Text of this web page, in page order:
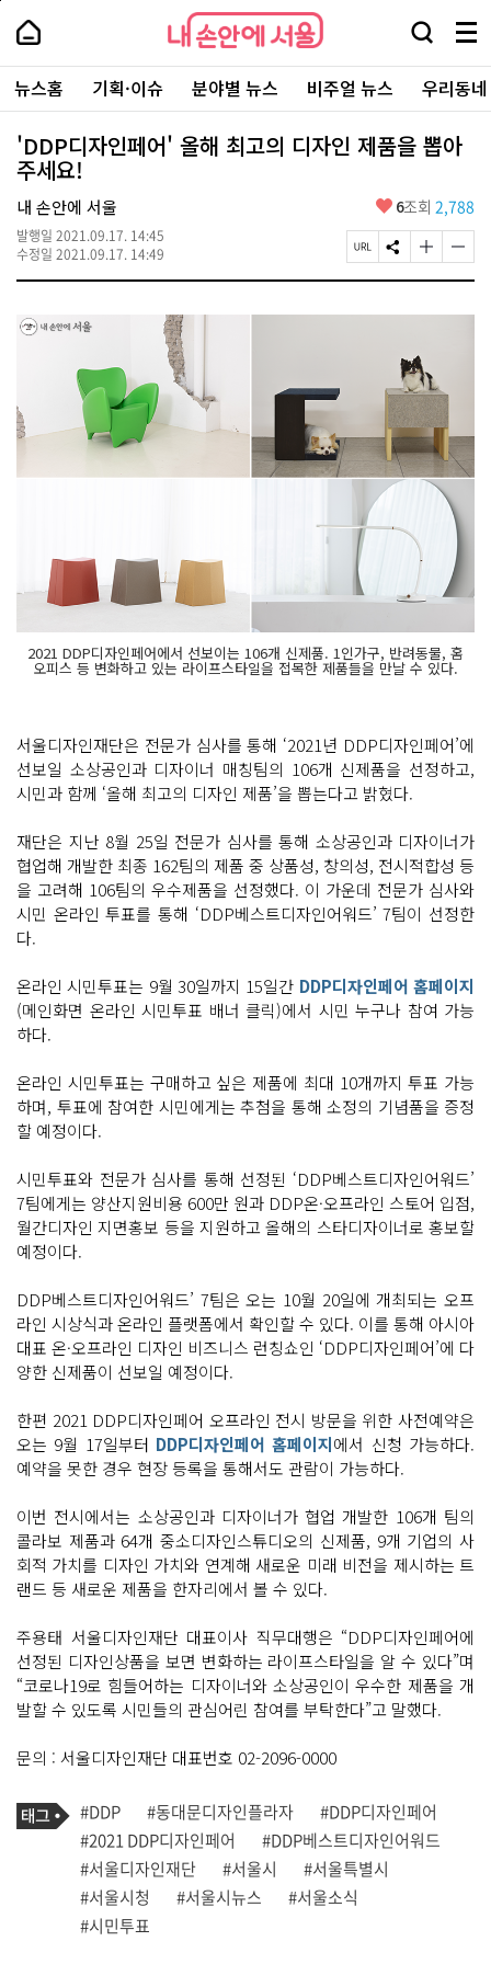
본
로
가
내
손
안
에
서
울
-
서
울
시
대
표
소
통
포
내
손
에
울
검
창
열
기
메
뉴
전
체
보
주
요
서
뉴스홈 기획·이슈 분야별 뉴스 비주얼 뉴스 우리동
'DDP디자인페어' 올해 최고의 디자인 제품을 뽑아
주세요!
내 손안에 서울
발행일 2021.09.17. 14:45
수정일 2021.09.17. 14:49
좋
요
6조회 2,788
페
이
U
S
N
공
기
글
자
기
변
경
하
기
글
자
기
2021 DDP디자인페어에서 선보이는 106개 신제품. 1인가구, 반려동물, 홈
오피스 등 변화하고 있는 라이프스타일을 접목한 제품들을 만날 수 있다.
서울디자인재단은 전문가 심사를 통해 ‘2021년 DDP디자인페어’에
선보일 소상공인과 디자이너 매칭팀의 106개 신제품을 선정하고,
시민과 함께 ‘올해 최고의 디자인 제품’을 뽑는다고 밝혔다.
재단은 지난 8월 25일 전문가 심사를 통해 소상공인과 디자이너가
협업해 개발한 최종 162팀의 제품 중 상품성, 창의성, 전시적합성 등
을 고려해 106팀의 우수제품을 선정했다. 이 가운데 전문가 심사와
시민 온라인 투표를 통해 ‘DDP베스트디자인어워드’ 7팀이 선정한
다.
온라인 시민투표는 9월 30일까지 15일간 DDP디자인페어 홈페이지
(메인화면 온라인 시민투표 배너 클릭)에서 시민 누구나 참여 가능
하다.
온라인 시민투표는 구매하고 싶은 제품에 최대 10개까지 투표 가능
하며, 투표에 참여한 시민에게는 추첨을 통해 소정의 기념품을 증정
할 예정이다.
시민투표와 전문가 심사를 통해 선정된 ‘DDP베스트디자인어워드’
7팀에게는 양산지원비용 600만 원과 DDP온·오프라인 스토어 입점,
월간디자인 지면홍보 등을 지원하고 올해의 스타디자이너로 홍보할
예정이다.
DDP베스트디자인어워드’ 7팀은 오는 10월 20일에 개최되는 오프
라인 시상식과 온라인 플랫폼에서 확인할 수 있다. 이를 통해 아시아
대표 온·오프라인 디자인 비즈니스 런칭쇼인 ‘DDP디자인페어’에 다
양한 신제품이 선보일 예정이다.
한편 2021 DDP디자인페어 오프라인 전시 방문을 위한 사전예약은
오는 9월 17일부터 DDP디자인페어 홈페이지에서 신청 가능하다.
예약을 못한 경우 현장 등록을 통해서도 관람이 가능하다.
이번 전시에서는 소상공인과 디자이너가 협업 개발한 106개 팀의
콜라보 제품과 64개 중소디자인스튜디오의 신제품, 9개 기업의 사
회적 가치를 디자인 가치와 연계해 새로운 미래 비전을 제시하는 트
랜드 등 새로운 제품을 한자리에서 볼 수 있다.
주용태 서울디자인재단 대표이사 직무대행은 “DDP디자인페어에
선정된 디자인상품을 보면 변화하는 라이프스타일을 알 수 있다”며
“코로나19로 힘들어하는 디자이너와 소상공인이 우수한 제품을 개
발할 수 있도록 시민들의 관심어린 참여를 부탁한다”고 말했다.
문의 : 서울디자인재단 대표번호 02-2096-0000
기
사
관
련
태
그
태
그
#DDP #동대문디자인플라자
#DDP디자인페어
#2021 DDP디자인페어
#DDP베스트디자인어워드
#서울디자인재단
#서울시
#서울특별시
#서울시청
#서울시뉴스
#서울소식
#시민투표
페
상
단
로